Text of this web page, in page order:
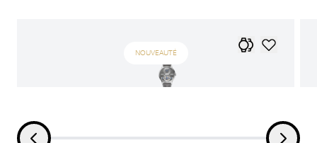
NOUVEAUTÉ